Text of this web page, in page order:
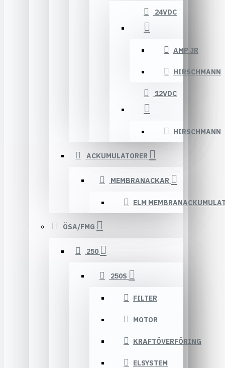
24VDC
AMP JR
HIRSCHMANN
12VDC
HIRSCHMANN
ACKUMULATORER
MEMBRANACKAR
ELM
ÖSA/FMG
250
250S
FILTER
MOTOR
KRAFTÖVERFÖRING
ELSYSTEM